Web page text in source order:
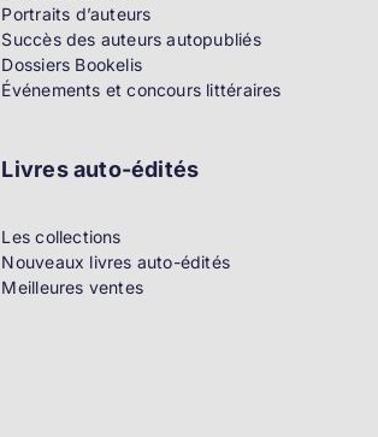
Portraits d’auteurs
Succès des auteurs autopubliés
Dossiers Bookelis
Événements et concours littéraires
Livres auto-édités
Les collections
Nouveaux livres auto-édités
Meilleures ventes